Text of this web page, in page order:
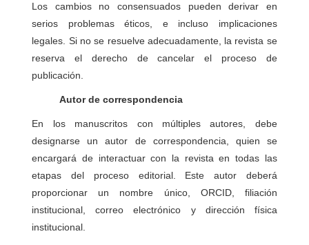
Los cambios no consensuados pueden derivar en
serios problemas éticos, e incluso implicaciones
legales. Si no se resuelve adecuadamente, la revista se
reserva el derecho de cancelar el proceso de
publicación.
Autor de correspondencia
En los manuscritos con múltiples autores, debe
designarse un autor de correspondencia, quien se
encargará de interactuar con la revista en todas las
etapas del proceso editorial. Este autor deberá
proporcionar un nombre único, ORCID, filiación
institucional, correo electrónico y dirección física
institucional.